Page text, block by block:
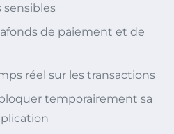
sensibles
de paiement et de
réel sur les transactions
temporairement sa